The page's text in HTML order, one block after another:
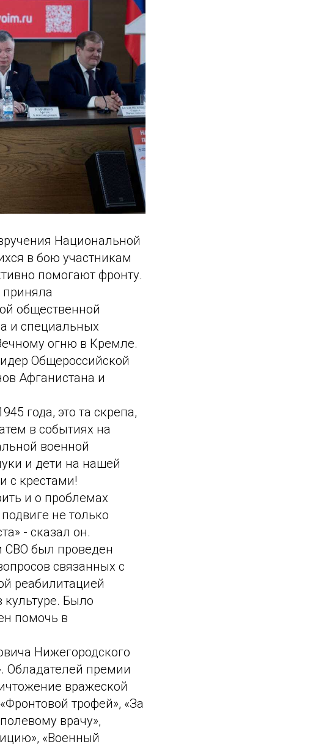
Национальной
в бою участникам
помогают фронту.
приняла
общественной
и специальных
огню в Кремле.
Общероссийской
Афганистана и
года, это та скрепа,
в событиях на
военной
и дети на нашей
с крестами!
и о проблемах
не только
- сказал он.
СВО был проведен
связанных с
реабилитацией
культуре. Было
помочь в
Нижегородского
премии
вражеской
трофей», «За
врачу»,
«Военный